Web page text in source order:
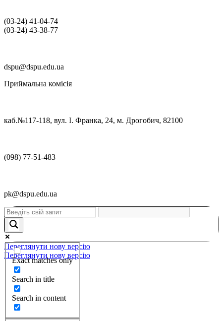
(03‑24) 41‑04‑74
(03‑24) 43‑38‑77
dspu@dspu.edu.ua
Приймальна комісія
каб.№117-118, вул. І. Франка, 24, м. Дрогобич, 82100
(098) 77-51-483
pk@dspu.edu.ua
Exact matches only
Search in title
Search in content
Переглянути нову версію
Переглянути нову версію